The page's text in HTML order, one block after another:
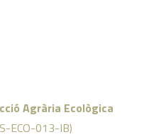
Agrària Ecològica
ECO-013-IB)